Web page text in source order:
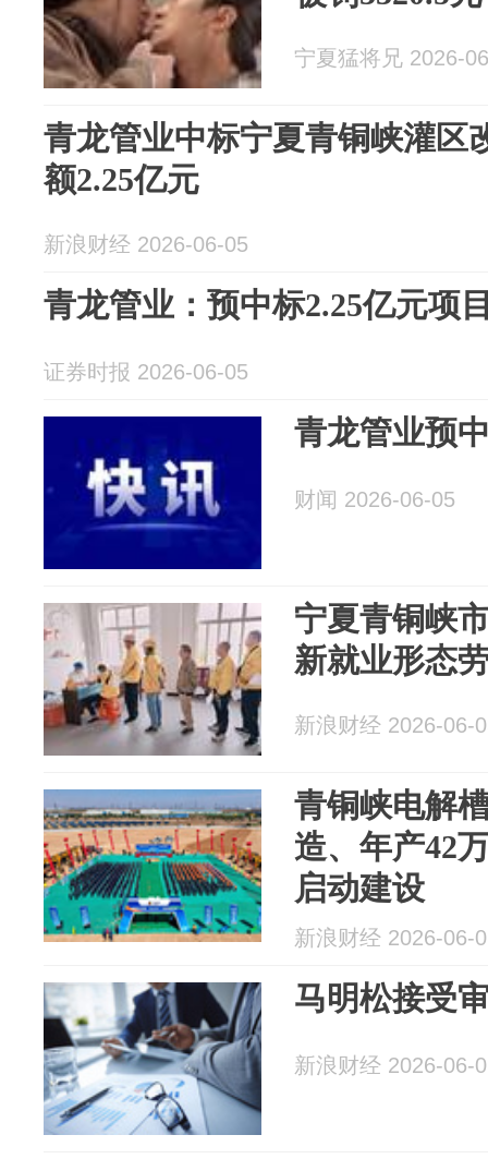
宁夏猛将兄 2026-
青龙管业中标宁夏青铜峡灌区
额2.25亿元
新浪财经 2026-06-05
青龙管业：预中标2.25亿元项
证券时报 2026-06-05
青龙管业预
财闻 2026-06-05
宁夏青铜峡
新就业形态
新浪财经 2026-06-
青铜峡电解槽“
造、年产42
启动建设
新浪财经 2026-06-
马明松接受
新浪财经 2026-06-